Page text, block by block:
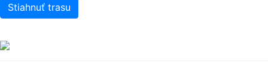
Stiahnuť trasu